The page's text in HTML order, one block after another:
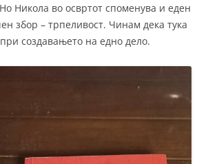
Никола во освртот споменува и еден
збор – трпеливост. Чинам дека тука
создавањето на едно дело.